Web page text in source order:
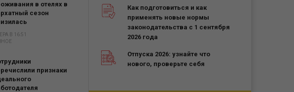
в отелях в
сезон
В 16:51
признаки
Как подготовиться и как
применять новые нормы
законодательства с 1 сентября
2026 года
Отпуска 2026: узнайте что
нового, проверьте себя